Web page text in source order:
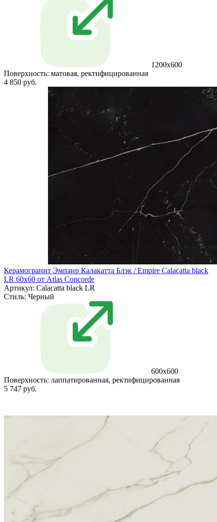
1200x600
Поверхность: матовая, ректифицированная
4 850 руб.
Керамогранит Эмпаир Калакатта Блэк / Empire Calacatta black
LR 60x60 от Atlas Concorde
Артикул: Calacatta black LR
Стиль: Черный
600x600
Поверхность: лаппатированная, ректифицированная
5 747 руб.